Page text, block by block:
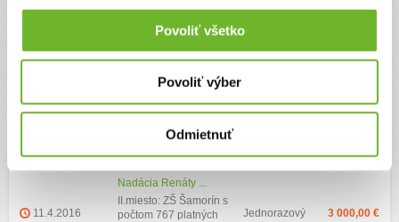
Povoliť všetko
Povoliť výber
Odmietnuť
Zoznam darov (929)
Najvyšší dar:3000 € Priemerná výška daru:8.72 €
Dátum darovania Darca Typ daru Výška daru
11.4.2016
Nadácia Renáty ...
II.miesto: ZŠ Šamorín s
počtom 767 platných
Jednorazový 3 000,00 €